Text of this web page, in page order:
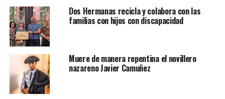
Dos Hermanas recicla y colabora con las
familias con hijos con discapacidad
Muere de manera repentina el novillero
nazareno Javier Camuñez